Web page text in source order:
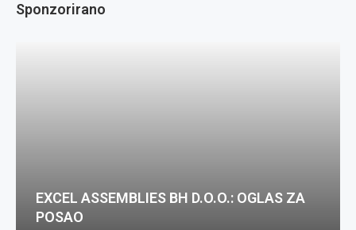
Sponzorirano
EXCEL ASSEMBLIES BH D.O.O.: OGLAS ZA
POSAO